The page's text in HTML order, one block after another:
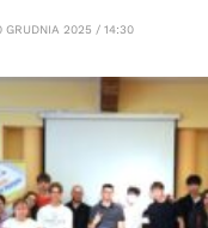
GRUDNIA 2025 / 14:30